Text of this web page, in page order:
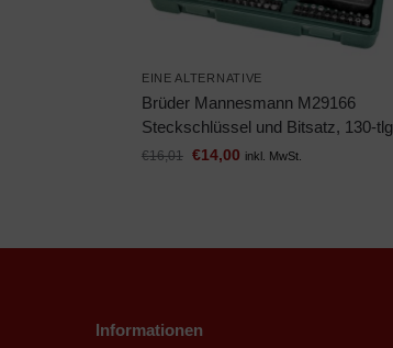
EINE ALTERNATIVE
Brüder Mannesmann M29166
Steckschlüssel und Bitsatz, 130-tlg
€16,01 €14,00 inkl. MwSt.
Informationen